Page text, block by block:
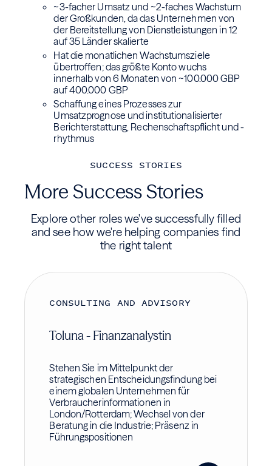
~3-facher Umsatz und ~2-faches Wachstum
der Großkunden, da das Unternehmen von
der Bereitstellung von Dienstleistungen in 12
auf 35 Länder skalierte
Hat die monatlichen Wachstumsziele
übertroffen; das größte Konto wuchs
innerhalb von 6 Monaten von ~100.000 GBP
auf 400.000 GBP
Schaffung eines Prozesses zur
Umsatzprognose und institutionalisierter
Berichterstattung, Rechenschaftspflicht und -
rhythmus
SUCCESS STORIES
More Success Stories
Explore other roles we've successfully filled
and see how we're helping companies find
the right talent
CONSULTING AND ADVISORY
Toluna - Finanzanalystin
Stehen Sie im Mittelpunkt der
strategischen Entscheidungsfindung bei
einem globalen Unternehmen für
Verbraucherinformationen in
London/Rotterdam; Wechsel von der
Beratung in die Industrie; Präsenz in
Führungspositionen